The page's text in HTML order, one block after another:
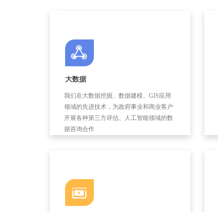
大数据
我们在大数据挖掘、数据建模、GIS应用
领域的先进技术，为政府事业和商业客户
开展各种第三方评估、人工智能领域的数
据咨询合作